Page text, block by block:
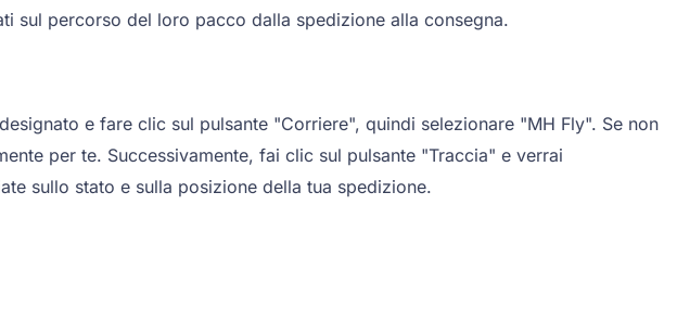
sul percorso del loro pacco dalla spedizione alla consegna.
e fare clic sul pulsante "Corriere", quindi selezionare "MH Fly". Se non
per te. Successivamente, fai clic sul pulsante "Traccia" e verrai
sullo stato e sulla posizione della tua spedizione.